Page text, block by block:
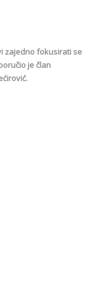
zajedno fokusirati se
je član